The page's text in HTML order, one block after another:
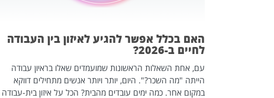
האם בכלל אפשר להגיע לאיזון בין העבודה
לחיים ב-2026?
עם, אחת השאלות הראשונות שמועמדים שאלו בראיון עבודה
הייתה "מה השכר?". היום, יותר ויותר אנשים מתחילים דווקא
במקום אחר. כמה ימים עובדים מהבית? הכל על איזון בית-עבודה